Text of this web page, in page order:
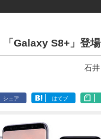
Galaxy S8+」登
石
シェア はてブ